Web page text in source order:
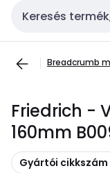
Keresési bemenet
Breadcrumb
Friedrich -
160mm
Másolás
Gyártói cikkszám